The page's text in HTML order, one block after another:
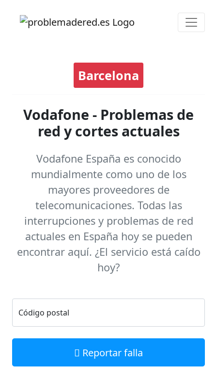
Barcelona
Vodafone - Problemas de
red y cortes actuales
Vodafone España es conocido
mundialmente como uno de los
mayores proveedores de
telecomunicaciones. Todas las
interrupciones y problemas de red
actuales en España hoy se pueden
encontrar aquí. ¿El servicio está caído
hoy?
Código postal
Reportar falla